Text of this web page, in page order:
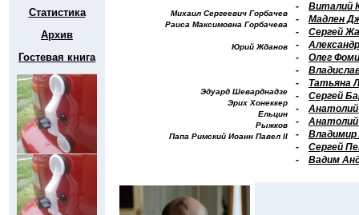
Статистика
Архив
Гостевая книга
Михаил Сергеевич Горбачев
Раиса Максимовна Горбачева
Юрий Жданов
Эдуард Шеварднадзе
Эрих Хонеккер
Ельцин
Рыжков
Папа Римский Иоанн Павел II
- Виталий
- Мадлен
- Сергей
-
- Олег
-
- Татьяна
- Сергей
-
-
-
- Сергей
- Вадим